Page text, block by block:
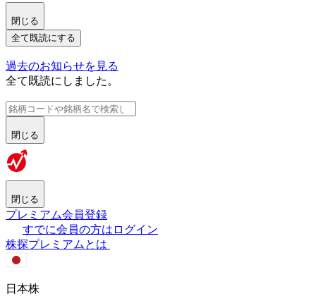
閉じる
全て既読にする
過去のお知らせを見る
全て既読にしました。
閉じる
閉じる
プレミアム会員登録
すでに会員の方はログイン
株探プレミアムとは
日本株